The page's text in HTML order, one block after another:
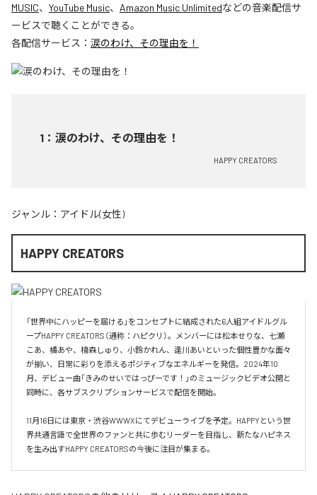
MUSIC、 YouTube Music、 Amazon Music Unlimitedなどの音楽配信サ
ービスで聴くことができる。
各配信サービス： 涙のわけ、その理由を！
1 ： 涙のわけ、その理由を！
HAPPY CREATORS
ジャンル： アイドル(女性)
HAPPY CREATORS
「世界中にハッピーを届ける」をコンセプトに結成された6人組アイドルグル
ープHAPPY CREATORS（通称：ハピクリ）。メンバーには松本せりな、七瀬
こあ、橘あや、楠森しゅり、小鈴かれん、逢川あいといった個性豊かな面々
が揃い、日常に彩りを添えるポジティブなエネルギーを発信。2024年10
月、デビュー曲「きみのせいではっぴーです！」のミュージックビデオ公開と
同時に、各サブスクリプションサービスで配信を開始。
11月16日には東京・渋谷WWWXにてデビューライブを予定。HAPPYという世
界共通言語で全世界のファンと共に歩むリーダーを目指し、新たなハピネス
を生み出すHAPPY CREATORSの今後に注目が集まる。